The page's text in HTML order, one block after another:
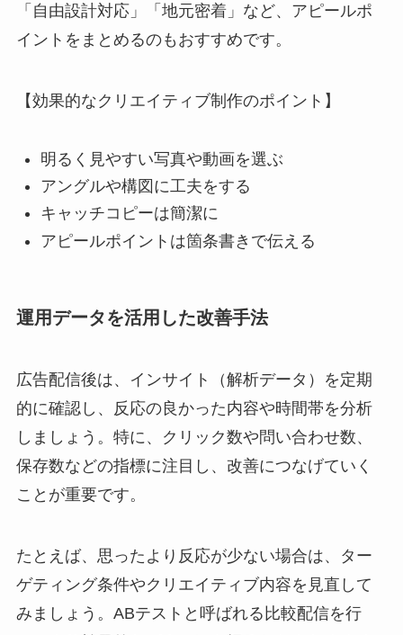
「自由設計対応」「地元密着」など、アピールポ
イントをまとめるのもおすすめです。
【効果的なクリエイティブ制作のポイント】
明るく見やすい写真や動画を選ぶ
アングルや構図に工夫をする
キャッチコピーは簡潔に
アピールポイントは箇条書きで伝える
運用データを活用した改善手法
広告配信後は、インサイト（解析データ）を定期
的に確認し、反応の良かった内容や時間帯を分析
しましょう。特に、クリック数や問い合わせ数、
保存数などの指標に注目し、改善につなげていく
ことが重要です。
たとえば、思ったより反応が少ない場合は、ター
ゲティング条件やクリエイティブ内容を見直して
みましょう。ABテストと呼ばれる比較配信を行